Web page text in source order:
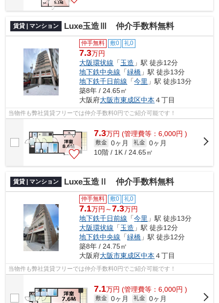
賃貸 | マンション Luxe玉造Ⅲ 仲介手数料無料
仲手無料 敷0 礼0
7.3万円
大阪環状線 「玉造 」駅 徒歩12分
地下鉄中央線 「緑橋 」駅 徒歩13分
地下鉄千日前線 「今里 」駅 徒歩13分
築8年 / 24.65㎡
大阪府大阪市東成区中本 ４丁目
当物件も弊社賃貸フリーでは仲介手数料0円でご紹介可能です！
7.3万円 (管理費等：6,000円 )
敷金 0ヶ月 礼金 0ヶ月
10階 / 1K / 24.65㎡
賃貸 | マンション Luxe玉造Ⅱ 仲介手数料無料
仲手無料 敷0 礼0
7.1万円～7.3万円
地下鉄千日前線 「今里 」駅 徒歩13分
大阪環状線 「玉造 」駅 徒歩12分
地下鉄中央線 「緑橋 」駅 徒歩12分
築8年 / 24.75㎡
大阪府大阪市東成区中本 ４丁目
当物件も弊社賃貸フリーでは仲介手数料0円でご紹介可能です！
7.1万円 (管理費等：6,000円 )
敷金 0ヶ月 礼金 0ヶ月